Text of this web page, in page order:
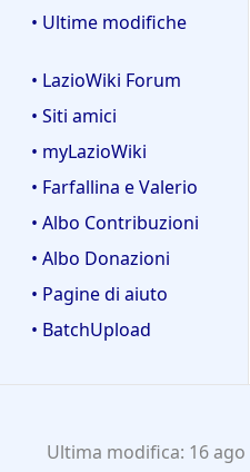
• Ultime modifiche
• LazioWiki Forum
• Siti amici
• myLazioWiki
• Farfallina e Valerio
• Albo Contribuzioni
• Albo Donazioni
• Pagine di aiuto
• BatchUpload
Ultima modifica: 16 ago